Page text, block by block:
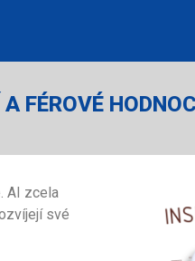
FÉROVÉ
AI zcela
své